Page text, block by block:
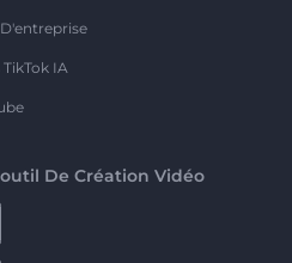
IA
De Création Vidéo